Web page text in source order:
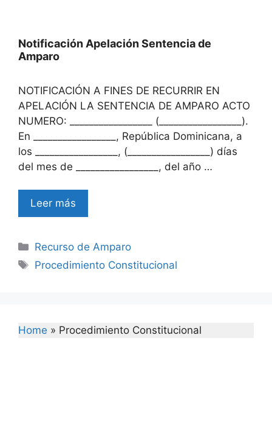
Notificación Apelación Sentencia de
Amparo
NOTIFICACIÓN A FINES DE RECURRIR EN
APELACIÓN LA SENTENCIA DE AMPARO ACTO
NUMERO: _________________ (_________________).
En _________________, República Dominicana, a
los _________________, (_________________) días
del mes de _________________, del año …
Leer más
Categories
Recurso de Amparo
Tags
Procedimiento Constitucional
Home » Procedimiento Constitucional